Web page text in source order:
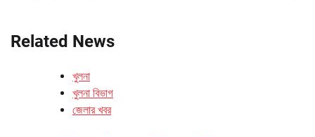
Related News
খুলনা
খুলনা বিভাগ
জেলার খবর